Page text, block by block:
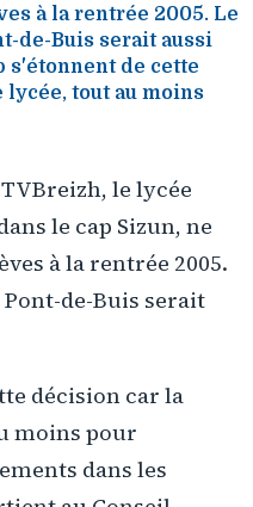
à la rentrée 2005. Le
de-Buis serait aussi
s'étonnent de cette
tout au moins
le lycée
le cap Sizun, ne
à la rentrée 2005.
de-Buis serait
décision car la
moins pour
dans les